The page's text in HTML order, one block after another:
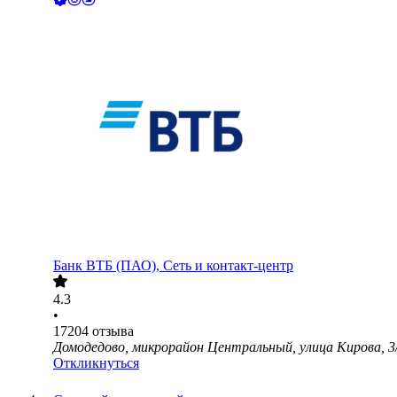
Банк ВТБ (ПАО), Сеть и контакт-центр
4.3
•
17204 отзыва
Домодедово, микрорайон Центральный, улица Кирова,
Откликнуться